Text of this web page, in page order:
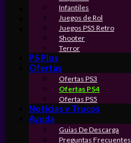
Infantiles
Juegos de Rol
Juegos PS5 Retro
Shooter
Terror
PS Plus
Ofertas
Ofertas PS3
Ofertas PS4
Ofertas PS5
Noticias y Trucos
Ayuda
Guias De Descarga
Preguntas Frecuentes